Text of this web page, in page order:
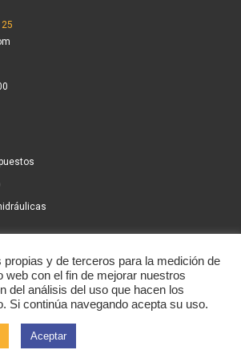
y de terceros para la medición de
web con el fin de mejorar nuestros
del análisis del uso que hacen los
Si continúa navegando acepta su uso.
Aceptar